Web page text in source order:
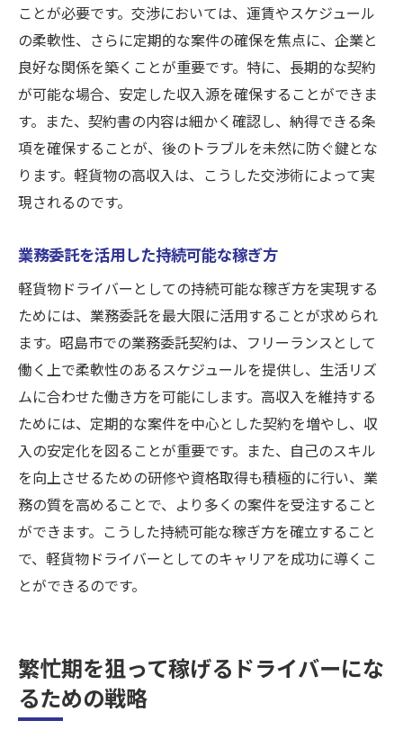
ことが必要です。交渉においては、運賃やスケジュール
の柔軟性、さらに定期的な案件の確保を焦点に、企業と
良好な関係を築くことが重要です。特に、長期的な契約
が可能な場合、安定した収入源を確保することができま
す。また、契約書の内容は細かく確認し、納得できる条
項を確保することが、後のトラブルを未然に防ぐ鍵とな
ります。軽貨物の高収入は、こうした交渉術によって実
現されるのです。
業務委託を活用した持続可能な稼ぎ方
軽貨物ドライバーとしての持続可能な稼ぎ方を実現する
ためには、業務委託を最大限に活用することが求められ
ます。昭島市での業務委託契約は、フリーランスとして
働く上で柔軟性のあるスケジュールを提供し、生活リズ
ムに合わせた働き方を可能にします。高収入を維持する
ためには、定期的な案件を中心とした契約を増やし、収
入の安定化を図ることが重要です。また、自己のスキル
を向上させるための研修や資格取得も積極的に行い、業
務の質を高めることで、より多くの案件を受注すること
ができます。こうした持続可能な稼ぎ方を確立すること
で、軽貨物ドライバーとしてのキャリアを成功に導くこ
とができるのです。
繁忙期を狙って稼げるドライバーにな
るための戦略